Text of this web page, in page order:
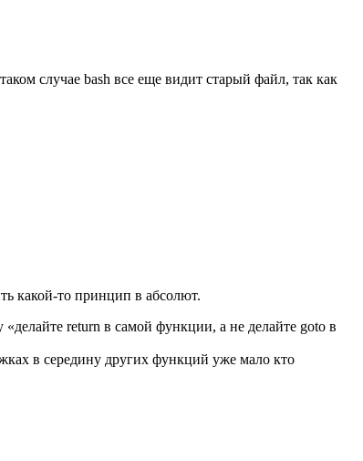
случае bash все еще видит старый файл, так как
какой-то принцип в абсолют.
return в самой функции, а не делайте goto в
в середину других функций уже мало кто